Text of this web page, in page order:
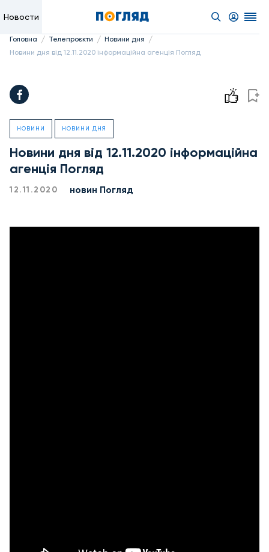
Новости
Головна / Телепроєкти / Новини дня /
Новини дня від 12.11.2020 інформаційна агенція Погляд
НОВИНИ НОВИНИ ДНЯ
Новини дня від 12.11.2020 інформаційна
агенція Погляд
12.11.2020 новин Погляд